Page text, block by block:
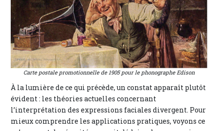
Carte postale promotionnelle de 1905 pour le phonographe Edison
À la lumière de ce qui précède, un constat apparaît plutôt
évident : les théories actuelles concernant
l’interprétation des expressions faciales divergent. Pour
mieux comprendre les applications pratiques, voyons ce